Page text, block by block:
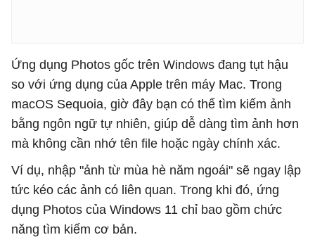
Ứng dụng Photos gốc trên Windows đang tụt hậu
so với ứng dụng của Apple trên máy Mac. Trong
macOS Sequoia, giờ đây bạn có thể tìm kiếm ảnh
bằng ngôn ngữ tự nhiên, giúp dễ dàng tìm ảnh hơn
mà không cần nhớ tên file hoặc ngày chính xác.
Ví dụ, nhập "ảnh từ mùa hè năm ngoái" sẽ ngay lập
tức kéo các ảnh có liên quan. Trong khi đó, ứng
dụng Photos của Windows 11 chỉ bao gồm chức
năng tìm kiếm cơ bản.